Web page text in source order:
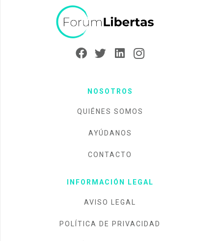
NOSOTROS
QUIÉNES SOMOS
AYÚDANOS
CONTACTO
INFORMACIÓN LEGAL
AVISO LEGAL
POLÍTICA DE PRIVACIDAD